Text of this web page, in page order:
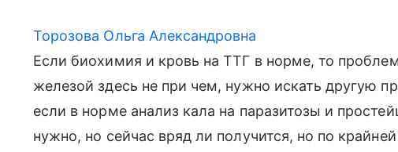
Торозова Ольга Александровна
Если биохимия и кровь на ТТГ в норме, то
железой здесь не при чем, нужно искать другую
если в норме анализ кала на паразитозы и
нужно, но сейчас вряд ли получится, но по